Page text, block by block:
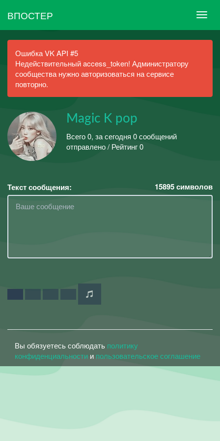
ВПОСТЕР
Ошибка VK API #5
Недействительный access_token! Администратору
сообщества нужно авторизоваться на сервисе
повторно.
Magic K pop
Всего 0, за сегодня 0 сообщений
отправлено / Рейтинг 0
Текст сообщения: 15895символов
Вы обязуетесь соблюдать политику
конфиденциальности и пользовательское соглашение